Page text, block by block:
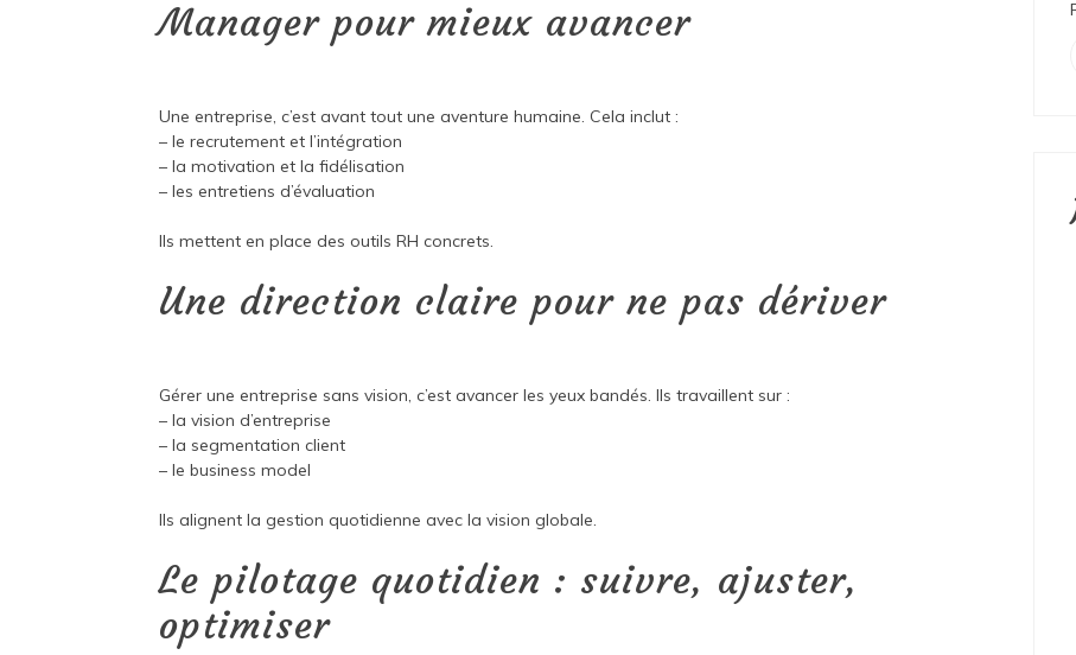
Manager pour mieux avancer
Une entreprise, c’est avant tout une aventure humaine. Cela inclut :
– le recrutement et l’intégration
– la motivation et la fidélisation
– les entretiens d’évaluation
Ils mettent en place des outils RH concrets.
Une direction claire pour ne pas dériver
Gérer une entreprise sans vision, c’est avancer les yeux bandés. Ils travaillent sur :
– la vision d’entreprise
– la segmentation client
– le business model
Ils alignent la gestion quotidienne avec la vision globale.
Le pilotage quotidien : suivre, ajuster,
optimiser